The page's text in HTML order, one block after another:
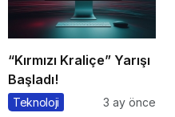
“Kırmızı Kraliçe” Yarışı
Başladı!
Teknoloji 3 ay önce